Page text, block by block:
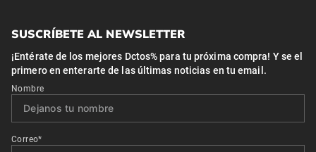
SUSCRÍBETE AL NEWSLETTER
¡Entérate de los mejores Dctos% para tu próxima compra! Y se el
primero en enterarte de las últimas noticias en tu email.
Nombre
Correo*